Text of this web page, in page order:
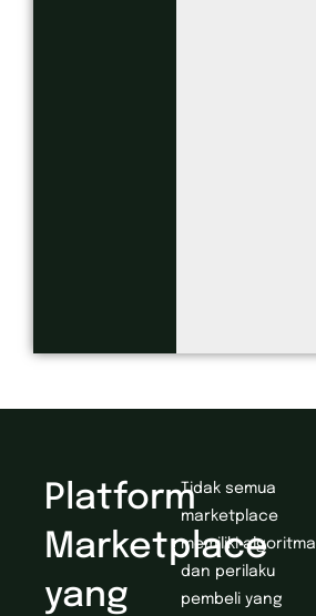
Platform
Marketplace
yang
Tidak semua
marketplace
memiliki algoritma
dan perilaku
pembeli yang